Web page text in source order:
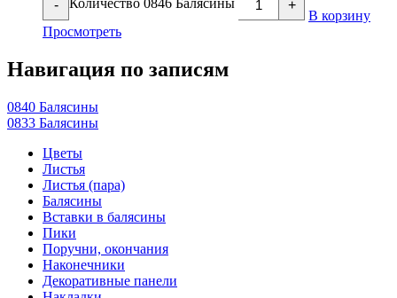
- Количество 0846 Балясины +
В корзину
Просмотреть
Навигация по записям
0840 Балясины
0833 Балясины
Цветы
Листья
Листья (пара)
Балясины
Вставки в балясины
Пики
Поручни, окончания
Наконечники
Декоративные панели